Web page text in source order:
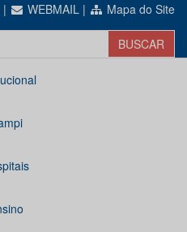
| WEBMAIL | Mapa do Site